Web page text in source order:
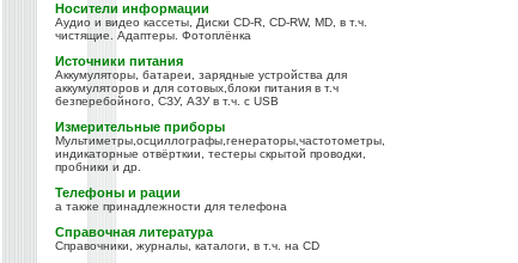
Носители информации
Аудио и видео кассеты, Диски CD-R, CD-RW, MD, в т.ч.
чистящие. Адаптеры. Фотоплёнка
Источники питания
Аккумуляторы, батареи, зарядные устройства для
аккумуляторов и для сотовых,блоки питания в т.ч
безперебойного, СЗУ, АЗУ в т.ч. с USB
Измерительные приборы
Мультиметры,осциллографы,генераторы,частотометры,
индикаторные отвёрткии, тестеры скрытой проводки,
пробники и др.
Телефоны и рации
а также принадлежности для телефона
Справочная литература
Справочники, журналы, каталоги, в т.ч. на CD